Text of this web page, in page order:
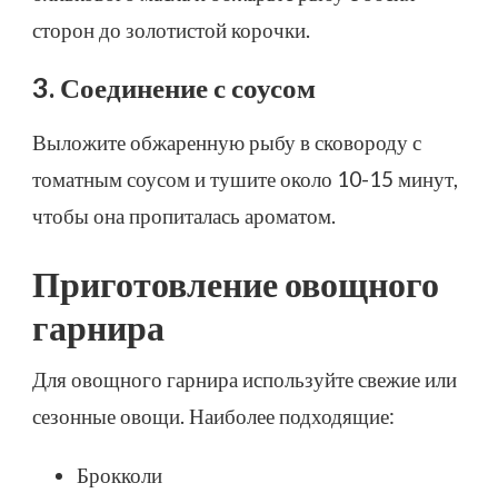
сторон до золотистой корочки.
3. Соединение с соусом
Выложите обжаренную рыбу в сковороду с
томатным соусом и тушите около 10-15 минут,
чтобы она пропиталась ароматом.
Приготовление овощного
гарнира
Для овощного гарнира используйте свежие или
сезонные овощи. Наиболее подходящие:
Брокколи